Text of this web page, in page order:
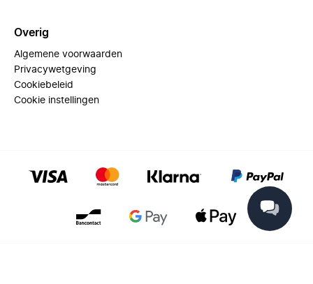
Overig
Algemene voorwaarden
Privacywetgeving
Cookiebeleid
Cookie instellingen